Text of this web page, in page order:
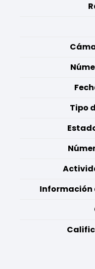
Tipo
Información